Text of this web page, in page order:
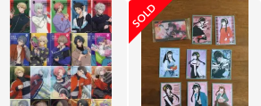
11種 セット まとめ売り
レ 戦闘服 私服2種類
セット